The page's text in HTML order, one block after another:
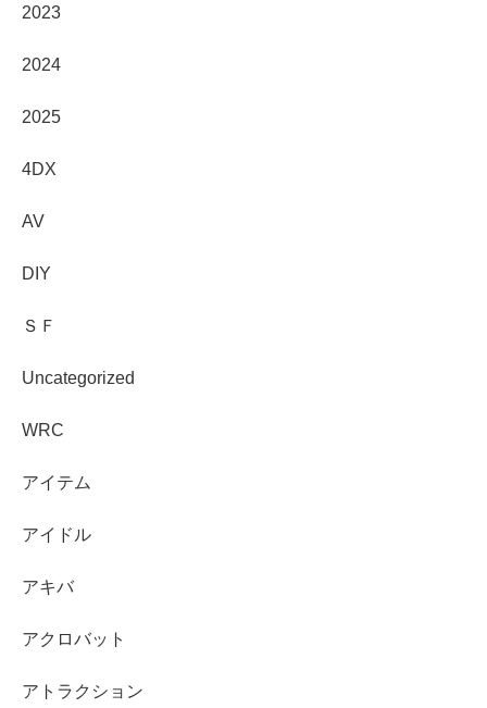
2023
2024
2025
4DX
AV
DIY
ＳＦ
Uncategorized
WRC
アイテム
アイドル
アキバ
アクロバット
アトラクション